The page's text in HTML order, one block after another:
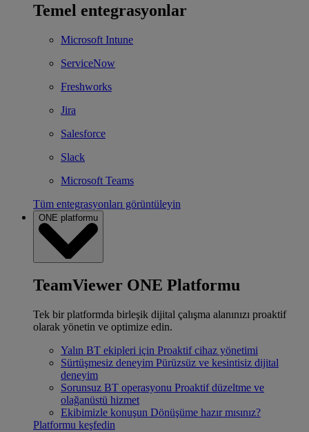
Temel entegrasyonlar
Microsoft Intune
ServiceNow
Freshworks
Jira
Salesforce
Slack
Microsoft Teams
Tüm entegrasyonları görüntüleyin
ONE platformu
TeamViewer ONE Platformu
Tek bir platformda birleşik dijital çalışma alanınızı proaktif
olarak yönetin ve optimize edin.
Yalın BT ekipleri için Proaktif cihaz yönetimi
Sürtüşmesiz deneyim Pürüzsüz ve kesintisiz dijital
deneyim
Sorunsuz BT operasyonu Proaktif düzeltme ve
olağanüstü hizmet
Ekibimizle konuşun Dönüşüme hazır mısınız?
Platformu keşfedin